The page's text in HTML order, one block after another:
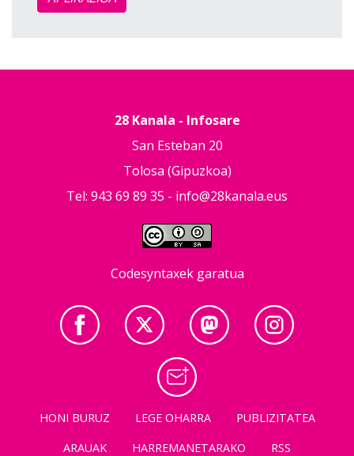
28 Kanala - Infosare
San Esteban 20
Tolosa (Gipuzkoa)
Tel: 943 69 89 35 - info@28kanala.eus
Codesyntaxek garatua
HONI BURUZ LEGE OHARRA
PUBLIZITATEA
ARAUAK
HARREMANETARAKO RSS